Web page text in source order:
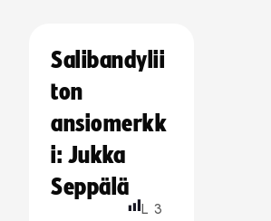
Salibandylii
ton
ansiomerkk
i: Jukka
Seppälä
L 3